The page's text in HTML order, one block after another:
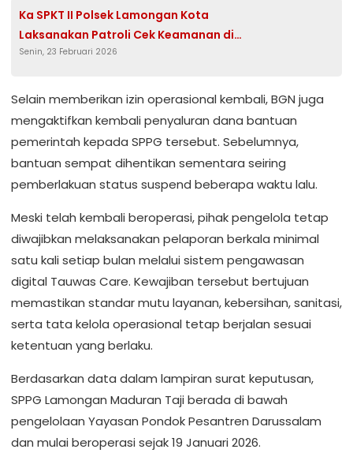
Ka SPKT II Polsek Lamongan Kota
Laksanakan Patroli Cek Keamanan di
Stasiun KA Lamongan
Senin, 23 Februari 2026
Selain memberikan izin operasional kembali, BGN juga
mengaktifkan kembali penyaluran dana bantuan
pemerintah kepada SPPG tersebut. Sebelumnya,
bantuan sempat dihentikan sementara seiring
pemberlakuan status suspend beberapa waktu lalu.
Meski telah kembali beroperasi, pihak pengelola tetap
diwajibkan melaksanakan pelaporan berkala minimal
satu kali setiap bulan melalui sistem pengawasan
digital Tauwas Care. Kewajiban tersebut bertujuan
memastikan standar mutu layanan, kebersihan, sanitasi,
serta tata kelola operasional tetap berjalan sesuai
ketentuan yang berlaku.
Berdasarkan data dalam lampiran surat keputusan,
SPPG Lamongan Maduran Taji berada di bawah
pengelolaan Yayasan Pondok Pesantren Darussalam
dan mulai beroperasi sejak 19 Januari 2026.